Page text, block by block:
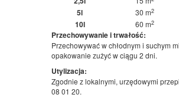
5l 30 m2
10l 60 m2
Przechowywanie i trwałość:
Przechowywać w chłodnym i suchym
opakowanie zużyć w ciągu 2 dni.
Utylizacja:
Zgodnie z lokalnymi, urzędowymi
08 01 20.